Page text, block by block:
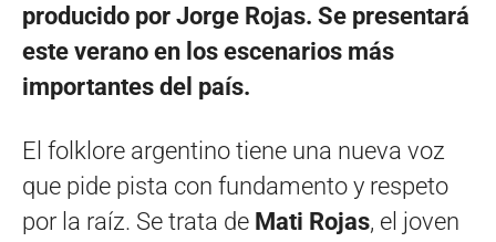
producido por Jorge Rojas. Se presentará
este verano en los escenarios más
importantes del país.
El folklore argentino tiene una nueva voz
que pide pista con fundamento y respeto
por la raíz. Se trata de Mati Rojas, el joven